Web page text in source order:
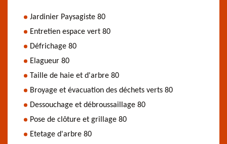
Jardinier Paysagiste 80
Entretien espace vert 80
Défrichage 80
Elagueur 80
Taille de haie et d'arbre 80
Broyage et évacuation des déchets verts 80
Dessouchage et débroussaillage 80
Pose de clôture et grillage 80
Etetage d'arbre 80